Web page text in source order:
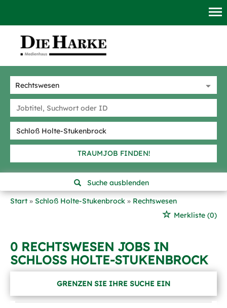
TRAUMJOB FINDEN!
Suche ausblenden
Start
Schloß Holte-Stukenbrock
Rechtswesen
Merkliste (0)
0 RECHTSWESEN JOBS IN
SCHLOSS HOLTE-STUKENBROCK
GRENZEN SIE IHRE SUCHE EIN